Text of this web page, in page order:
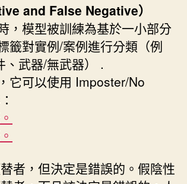
and False Negative）
，模型被訓練為基於一小部分
籤對實例/案例進行分類（例
武器/無武器） .
它可以使用 Imposter/No
者，但決定是錯誤的。假陰性